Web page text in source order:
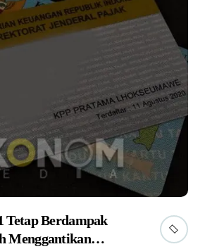
Tetap Berdampak
Menggantikan